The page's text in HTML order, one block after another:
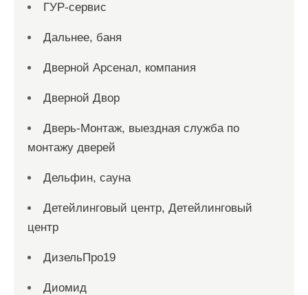
ГУР-сервис
Дальнее, баня
Дверной Арсенал, компания
Дверной Двор
Дверь-Монтаж, выездная служба по
монтажу дверей
Дельфин, сауна
Детейлинговый центр, Детейлинговый
центр
ДизельПро19
Диомид